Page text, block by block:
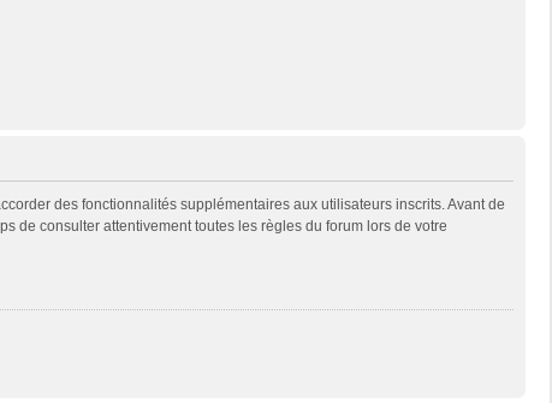
des fonctionnalités supplémentaires aux utilisateurs inscrits. Avant de
de consulter attentivement toutes les règles du forum lors de votre